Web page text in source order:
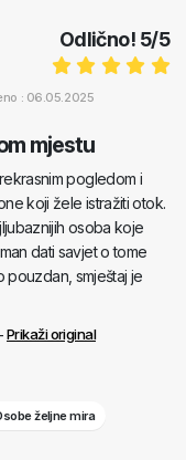
Odlično! 5/5
: 06.05.2025
mjestu
pogledom i
koji žele istražiti otok.
osoba koje
dati savjet o tome
pouzdan, smještaj je
Prikaži original
željne mira